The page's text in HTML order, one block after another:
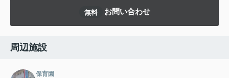
無料 お問い合わせ
周辺施設
保育園